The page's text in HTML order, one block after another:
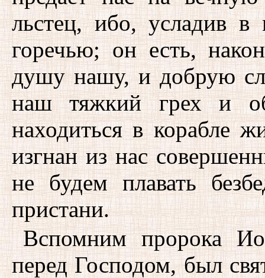
льстец, ибо, усладив в
горечью; он есть,
душу нашу, и добрую
наш тяжкий грех и
находиться в корабле
изгнан из нас
не будем плавать
пристани.
Вспомним пророка
перед Господом, был